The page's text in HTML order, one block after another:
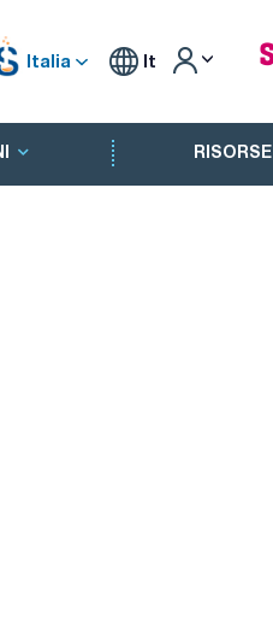
Italia It
RISORSE